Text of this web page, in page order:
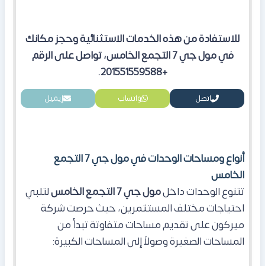
للاستفادة من هذه الخدمات الاستثنائية وحجز مكانك
في مول جي 7 التجمع الخامس، تواصل على الرقم
+201551559588.
اتصل واتساب إيميل
أنواع ومساحات الوحدات في مول جي 7 التجمع
الخامس
تتنوع الوحدات داخلمول جي 7 التجمع الخامس
لتلبي
احتياجات مختلف المستثمرين، حيث حرصت شركة
ميركون على تقديم مساحات متفاوتة تبدأ من
المساحات الصغيرة وصولاً إلى المساحات الكبيرة: